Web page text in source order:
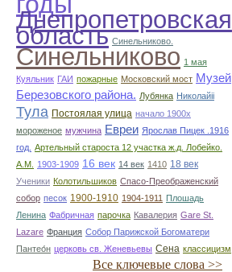
Днепропетровская
область Синельниково.
Синельниково 1 мая
Куяльник ГАИ пожарные Московский мост Музей
Березовского района. Лубянка Николайii
Тула Постоялая улица начало 1900х
мороженое мужчина Евреи Ярослав Пицек .1916
год. Артельный староста 12 участка ж.д. Лобейко.
А.М.
1903-1909 16 век 14 век 1410 18 век
Ученики Колотильшиков Спасо-Преображенский
собор песок 1900-1910 1904-1911 Плошадь
Ленина Фабричная парочка Кавалерия Gare St.
Lazare Франция Собор Парижской Богоматери
Пантео́н церковь св. Женевьевы Сена классицизм
Все ключевые слова >>